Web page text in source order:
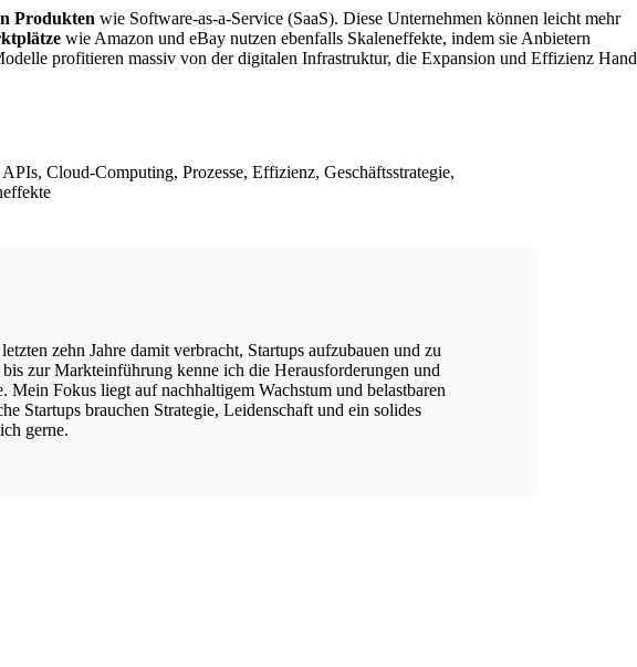
Produkten wie Software-as-a-Service (SaaS). Diese Unternehmen können leicht mehr
wie Amazon und eBay nutzen ebenfalls Skaleneffekte, indem sie Anbietern
profitieren massiv von der digitalen Infrastruktur, die Expansion und Effizienz Hand
Cloud-Computing, Prozesse, Effizienz, Geschäftsstrategie,
zehn Jahre damit verbracht, Startups aufzubauen und zu
zur Markteinführung kenne ich die Herausforderungen und
Mein Fokus liegt auf nachhaltigem Wachstum und belastbaren
Startups brauchen Strategie, Leidenschaft und ein solides
gerne.